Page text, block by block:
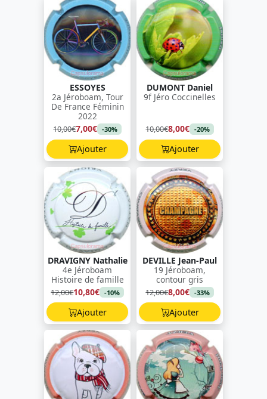
ESSOYES
2a Jéroboam, Tour
De France Féminin
2022
10,00€7,00€ -30%
Ajouter
DUMONT Daniel
9f Jéro Coccinelles
10,00€8,00€ -20%
Ajouter
DRAVIGNY Nathalie
4e Jéroboam
Histoire de famille
12,00€10,80€ -10%
Ajouter
DEVILLE Jean-Paul
19 Jéroboam,
contour gris
12,00€8,00€ -33%
Ajouter